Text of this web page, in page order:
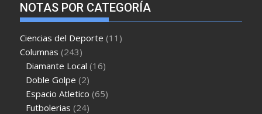
NOTAS POR CATEGORÍA
Ciencias del Deporte (11)
Columnas (243)
Diamante Local (16)
Doble Golpe (2)
Espacio Atletico (65)
Futbolerias (24)